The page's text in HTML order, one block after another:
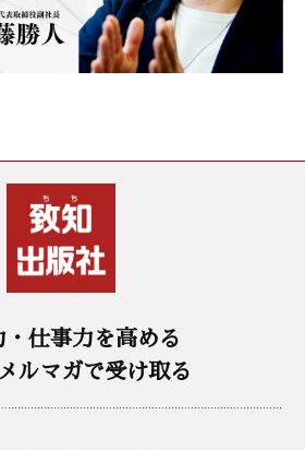
仕事力を高める
ルマガで受け取る